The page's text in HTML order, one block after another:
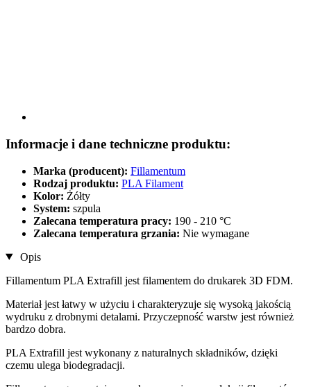
Informacje i dane techniczne produktu:
Marka (producent): Fillamentum
Rodzaj produktu: PLA Filament
Kolor: Żółty
System: szpula
Zalecana temperatura pracy: 190 - 210 °C
Zalecana temperatura grzania: Nie wymagane
Opis
Fillamentum PLA Extrafill jest filamentem do drukarek 3D FDM.
Materiał jest łatwy w użyciu i charakteryzuje się wysoką jakością
wydruku z drobnymi detalami. Przyczepność warstw jest również
bardzo dobra.
PLA Extrafill jest wykonany z naturalnych składników, dzięki
czemu ulega biodegradacji.